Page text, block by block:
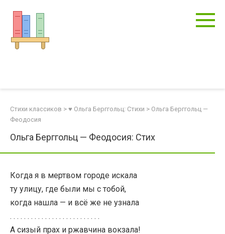
контенту
Стихи классиков > ♥ Ольга Берггольц: Стихи > Ольга Берггольц —
Феодосия
Ольга Берггольц — Феодосия: Стих
Когда я в мертвом городе искала
ту улицу, где были мы с тобой,
когда нашла — и всё же не узнала
. . . . . . . . . . . . . . . . . . . . . . . . . .
А сизый прах и ржавчина вокзала!